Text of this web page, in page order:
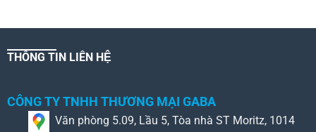
THÔNG TIN LIÊN HỆ
CÔNG TY TNHH THƯƠNG MẠI GABA
Văn phòng 5.09, Lầu 5, Tòa nhà ST Moritz, 1014